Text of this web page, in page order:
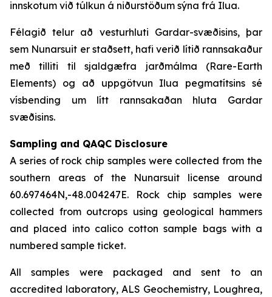
innskotum við túlkun á niðurstöðum sýna frá Ilua.
Félagið telur að vesturhluti Gardar-svæðisins, þar
sem Nunarsuit er staðsett, hafi verið lítið rannsakaður
með tilliti til sjaldgæfra jarðmálma (Rare-Earth
Elements) og að uppgötvun Ilua pegmatítsins sé
vísbending um lítt rannsakaðan hluta Gardar
svæðisins.
Sampling and QAQC Disclosure
A series of rock chip samples were collected from the
southern areas of the Nunarsuit license around
60.697464N,-48.004247E. Rock chip samples were
collected from outcrops using geological hammers
and placed into calico cotton sample bags with a
numbered sample ticket.
All samples were packaged and sent to an
accredited laboratory, ALS Geochemistry, Loughrea,